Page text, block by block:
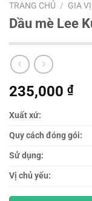
TRANG CHỦ / GIA
Dầu mè Lee
235,000 ₫
Xuất xứ:
Quy cách đóng gói:
Sử dụng:
Vị chủ yếu: